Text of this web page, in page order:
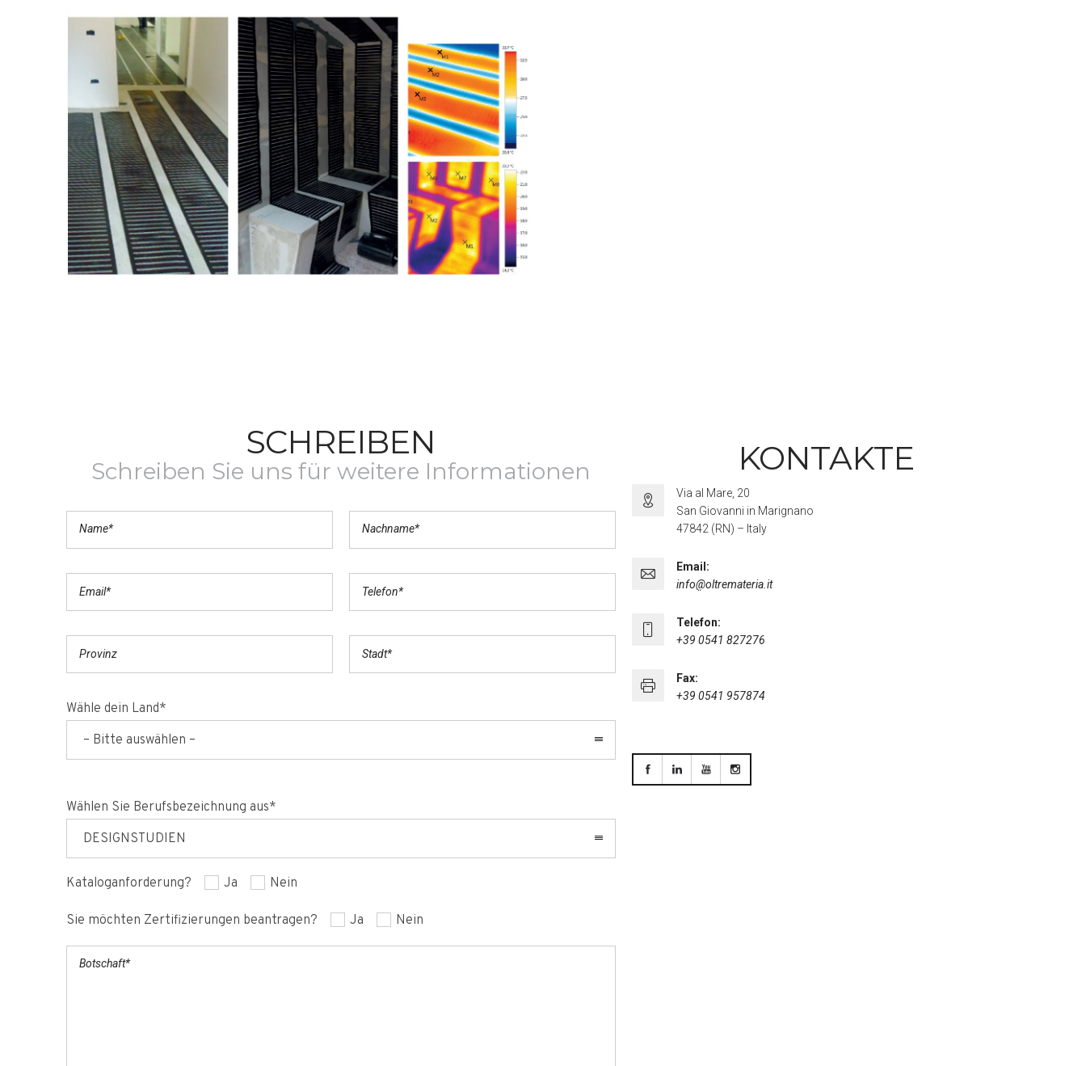
SCHREIBEN
Schreiben Sie uns für weitere Informationen
Wähle dein Land*
– Bitte auswählen –
Wählen Sie Berufsbezeichnung aus*
DESIGNSTUDIEN
Kataloganforderung? Ja Nein
Sie möchten Zertifizierungen beantragen? Ja Nein
KONTAKTE
Via al Mare, 20
San Giovanni in Marignano
47842 (RN) – Italy
Email:
info@oltremateria.it
Telefon:
+39 0541 827276
Fax:
+39 0541 957874